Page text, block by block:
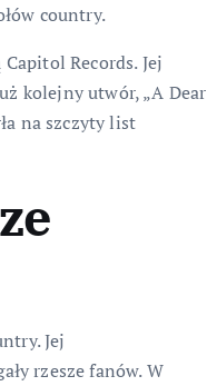
country.
Records. Jej
kolejny utwór, „A Dear
na szczyty list
Jej
rzesze fanów. W